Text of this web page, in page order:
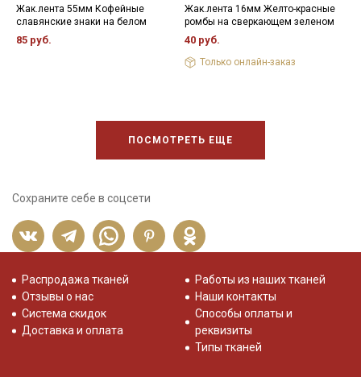
Жак.лента 55мм Кофейные
славянские знаки на белом
85 руб.
Жак.лента 16мм Желто-красные
ромбы на сверкающем зеленом
40 руб.
Только онлайн-заказ
ПОСМОТРЕТЬ ЕЩЕ
Сохраните себе в соцсети
Распродажа тканей
Отзывы о нас
Система скидок
Доставка и оплата
Работы из наших тканей
Наши контакты
Способы оплаты и
реквизиты
Типы тканей